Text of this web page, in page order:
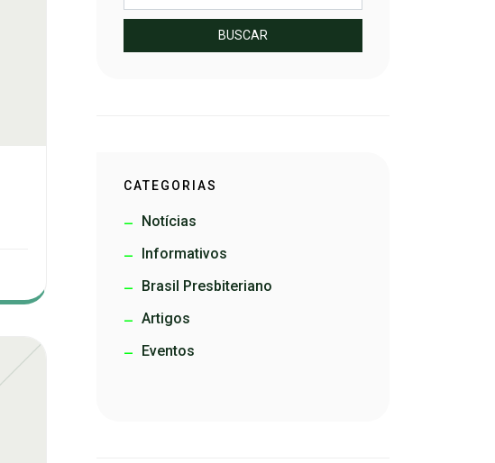
BUSCAR
CATEGORIAS
Notícias
Informativos
Brasil Presbiteriano
Artigos
Eventos